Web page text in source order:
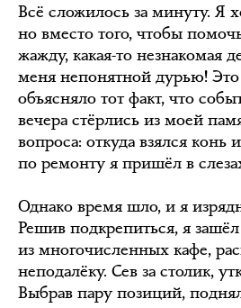
Всё сложилось за минуту. Я
но вместо того, чтобы
жажду, какая-то незнакомая
меня непонятной дурью!
объясняло тот факт, что
вечера стёрлись из моей
вопроса: откуда взялся конь
по ремонту я пришёл в
Однако время шло, и я
Решив подкрепиться, я
из многочисленных кафе,
неподалёку. Сев за столик,
Выбрав пару позиций,